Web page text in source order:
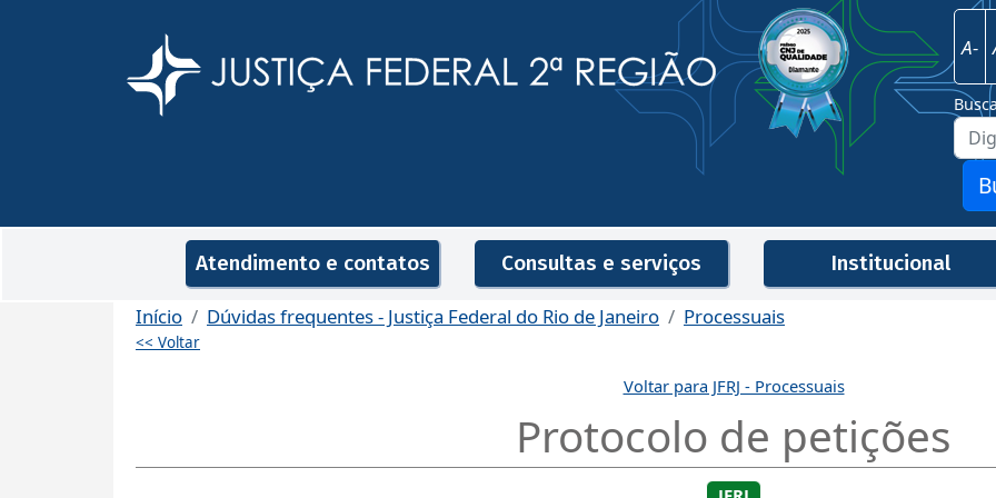
Justiça Federal - 2ª Região
Imagem
A-
Navegação principal
Atendimento e contatos Consultas e serviços Institucional
Início Dúvidas frequentes - Justiça Federal do Rio de Janeiro Processuais
<< Voltar
Voltar para JFRJ - Processuais
Protocolo de petições